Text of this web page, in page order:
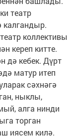
театр
коллективы
кереп китте.
дә кебек. Дүрт
матур итеп
сәхнәгә
ныклы,
алга нинди
торган
иясем килә.